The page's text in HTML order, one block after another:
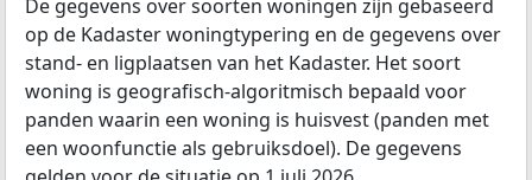
De gegevens over soorten woningen zijn gebaseerd
op de Kadaster woningtypering en de gegevens over
stand- en ligplaatsen van het Kadaster. Het soort
woning is geografisch-algoritmisch bepaald voor
panden waarin een woning is huisvest (panden met
een woonfunctie als gebruiksdoel). De gegevens